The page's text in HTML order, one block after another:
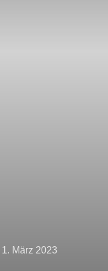
Veröffentlicht
1. März 2023